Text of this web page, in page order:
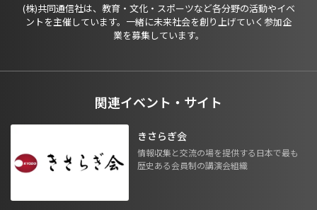
(株)共同通信社は、教育・文化・スポーツなど各分野の活動やイベ
ントを主催しています。一緒に未来社会を創り上げていく参加企
業を募集しています。
関連イベント・サイト
きさらぎ会
情報収集と交流の場を提供する日本で最も
歴史ある会員制の講演会組織